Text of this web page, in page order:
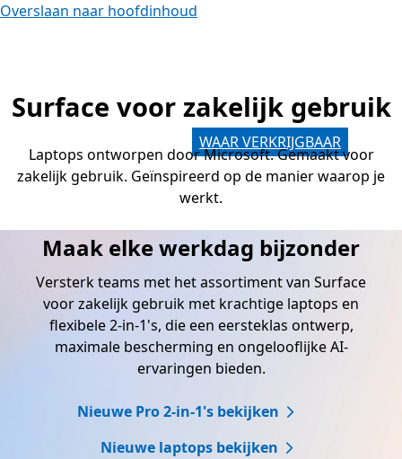
Overslaan naar hoofdinhoud
Surface voor zakelijk gebruik
Laptops ontworpen door Microsoft. Gemaakt voor
zakelijk gebruik. Geïnspireerd op de manier waarop je
werkt.
Maak elke werkdag bijzonder
Versterk teams met het assortiment van Surface
voor zakelijk gebruik met krachtige laptops en
flexibele 2-in-1's, die een eersteklas ontwerp,
maximale bescherming en ongelooflijke AI-
ervaringen bieden.
Nieuwe Pro 2-in-1's bekijken
Nieuwe laptops bekijken